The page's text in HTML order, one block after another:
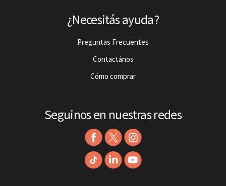
¿Necesitás ayuda?
Preguntas Frecuentes
Contactános
Cómo comprar
Seguinos en nuestras redes